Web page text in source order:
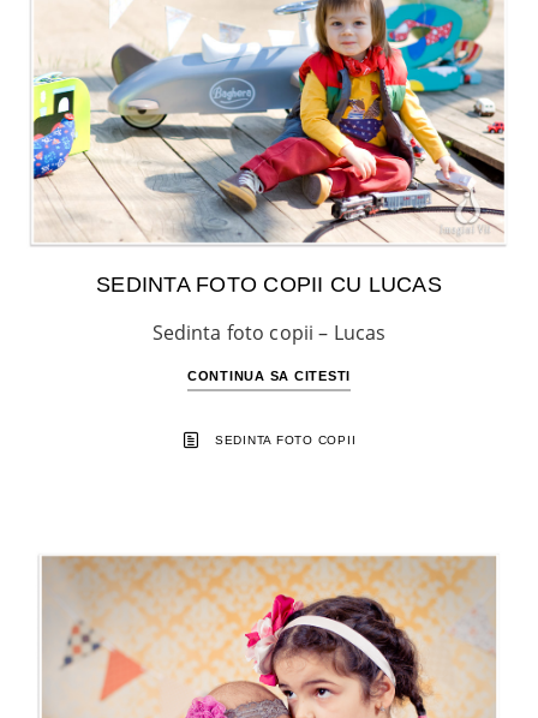
SEDINTA FOTO COPII CU LUCAS
Sedinta foto copii – Lucas
CONTINUA SA CITESTI
SEDINTA FOTO COPII